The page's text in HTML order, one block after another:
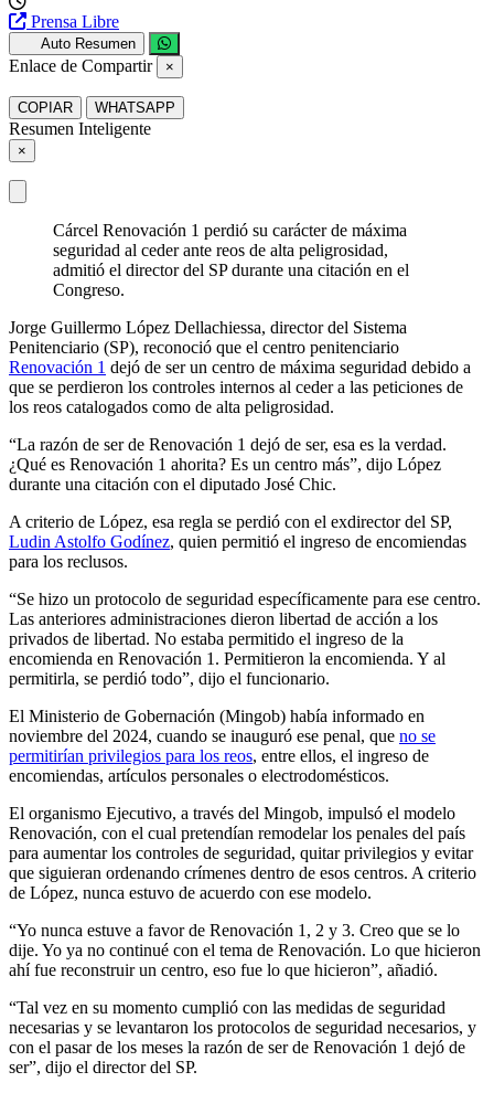
Prensa Libre
Auto Resumen
Enlace de Compartir ×
COPIAR WHATSAPP
Resumen Inteligente
×
Cárcel Renovación 1 perdió su carácter de máxima
seguridad al ceder ante reos de alta peligrosidad,
admitió el director del SP durante una citación en el
Congreso.
Jorge Guillermo López Dellachiessa, director del Sistema
Penitenciario (SP), reconoció que el centro penitenciario
Renovación 1 dejó de ser un centro de máxima seguridad debido a
que se perdieron los controles internos al ceder a las peticiones de
los reos catalogados como de alta peligrosidad.
“La razón de ser de Renovación 1 dejó de ser, esa es la verdad.
¿Qué es Renovación 1 ahorita? Es un centro más”, dijo López
durante una citación con el diputado José Chic.
A criterio de López, esa regla se perdió con el exdirector del SP,
Ludin Astolfo Godínez, quien permitió el ingreso de encomiendas
para los reclusos.
“Se hizo un protocolo de seguridad específicamente para ese centro.
Las anteriores administraciones dieron libertad de acción a los
privados de libertad. No estaba permitido el ingreso de la
encomienda en Renovación 1. Permitieron la encomienda. Y al
permitirla, se perdió todo”, dijo el funcionario.
El Ministerio de Gobernación (Mingob) había informado en
noviembre del 2024, cuando se inauguró ese penal, que no se
permitirían privilegios para los reos, entre ellos, el ingreso de
encomiendas, artículos personales o electrodomésticos.
El organismo Ejecutivo, a través del Mingob, impulsó el modelo
Renovación, con el cual pretendían remodelar los penales del país
para aumentar los controles de seguridad, quitar privilegios y evitar
que siguieran ordenando crímenes dentro de esos centros. A criterio
de López, nunca estuvo de acuerdo con ese modelo.
“Yo nunca estuve a favor de Renovación 1, 2 y 3. Creo que se lo
dije. Yo ya no continué con el tema de Renovación. Lo que hicieron
ahí fue reconstruir un centro, eso fue lo que hicieron”, añadió.
“Tal vez en su momento cumplió con las medidas de seguridad
necesarias y se levantaron los protocolos de seguridad necesarios, y
con el pasar de los meses la razón de ser de Renovación 1 dejó de
ser”, dijo el director del SP.